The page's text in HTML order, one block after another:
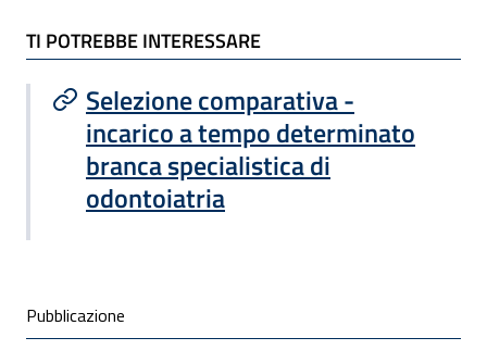
TI POTREBBE INTERESSARE
TI POTREBBE INTERESSARE
Selezione comparativa -
incarico a tempo determinato
branca specialistica di
odontoiatria
Condivisione social
Pubblicazione